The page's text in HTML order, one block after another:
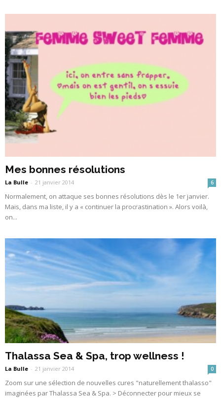
Mes bonnes résolutions
La Bulle - 21 janvier 2014 6
Normalement, on attaque ses bonnes résolutions dès le 1er janvier.
Mais, dans ma liste, il y a « continuer la procrastination ». Alors voilà,
on...
Thalassa Sea & Spa, trop wellness !
La Bulle - 21 janvier 2014 0
Zoom sur une sélection de nouvelles cures "naturellement thalasso"
imaginées par Thalassa Sea & Spa. > Déconnecter pour mieux se